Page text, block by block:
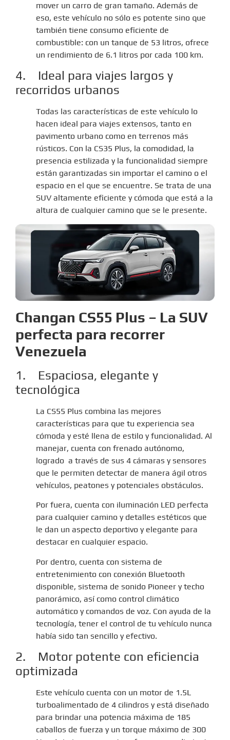
mover un carro de gran tamaño. Además de
eso, este vehículo no sólo es potente sino que
también tiene consumo eficiente de
combustible: con un tanque de 53 litros, ofrece
un rendimiento de 6.1 litros por cada 100 km.
4. Ideal para viajes largos y
recorridos urbanos
Todas las características de este vehículo lo
hacen ideal para viajes extensos, tanto en
pavimento urbano como en terrenos más
rústicos. Con la CS35 Plus, la comodidad, la
presencia estilizada y la funcionalidad siempre
están garantizadas sin importar el camino o el
espacio en el que se encuentre. Se trata de una
SUV altamente eficiente y cómoda que está a la
altura de cualquier camino que se le presente.
Changan CS55 Plus – La SUV
perfecta para recorrer
Venezuela
1. Espaciosa, elegante y
tecnológica
La CS55 Plus combina las mejores
características para que tu experiencia sea
cómoda y esté llena de estilo y funcionalidad. Al
manejar, cuenta con frenado autónomo,
logrado a través de sus 4 cámaras y sensores
que le permiten detectar de manera ágil otros
vehículos, peatones y potenciales obstáculos.
Por fuera, cuenta con iluminación LED perfecta
para cualquier camino y detalles estéticos que
le dan un aspecto deportivo y elegante para
destacar en cualquier espacio.
Por dentro, cuenta con sistema de
entretenimiento con conexión Bluetooth
disponible, sistema de sonido Pioneer y techo
panorámico, así como control climático
automático y comandos de voz. Con ayuda de la
tecnología, tener el control de tu vehículo nunca
había sido tan sencillo y efectivo.
2. Motor potente con eficiencia
optimizada
Este vehículo cuenta con un motor de 1.5L
turboalimentado de 4 cilindros y está diseñado
para brindar una potencia máxima de 185
caballos de fuerza y un torque máximo de 300